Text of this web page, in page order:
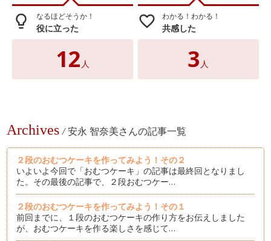
lightbulb_outline なるほどそうか！
役に立った
12 人
favorite_border わかる！わかる！
共感した
3 人
Archives / 安永 智奈美さんの記事一覧
２段のおむつケーキを作ってみよう！その２
いよいよ今回で「おむつケーキ」の記事は最終回となりまし
た。その最後の記事で、２段おむつケー…
２段のおむつケーキを作ってみよう！その１
前回までに、１段のおむつケーキの作り方をお伝えしました
が、おむつケーキを作る楽しさを感じて…